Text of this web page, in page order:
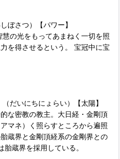
ぼさつ）【パワー】
の光をもってあまねく一切を照
を得させるという。 宝冠中に宝
だいにちにょらい）【太陽】
な密教の教主。大日経・金剛頂
マネ）く照らすところから遍照
蔵界と金剛頂経系の金剛界との
蔵界を採用している。